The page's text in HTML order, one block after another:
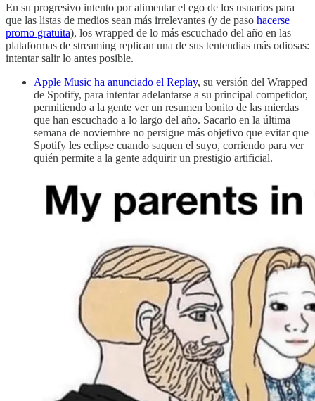
En su progresivo intento por alimentar el ego de los usuarios para
que las listas de medios sean más irrelevantes (y de paso hacerse
promo gratuita), los wrapped de lo más escuchado del año en las
plataformas de streaming replican una de sus tentendias más odiosas:
intentar salir lo antes posible.
Apple Music ha anunciado el Replay, su versión del Wrapped
de Spotify, para intentar adelantarse a su principal competidor,
permitiendo a la gente ver un resumen bonito de las mierdas
que han escuchado a lo largo del año. Sacarlo en la última
semana de noviembre no persigue más objetivo que evitar que
Spotify les eclipse cuando saquen el suyo, corriendo para ver
quién permite a la gente adquirir un prestigio artificial.